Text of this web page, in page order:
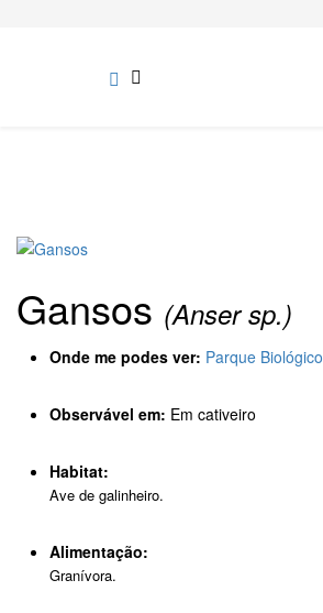
Gansos (Anser sp.)
Onde me podes ver: Parque Biológico
Observável em: Em cativeiro
Habitat:
Ave de galinheiro.
Alimentação:
Granívora.